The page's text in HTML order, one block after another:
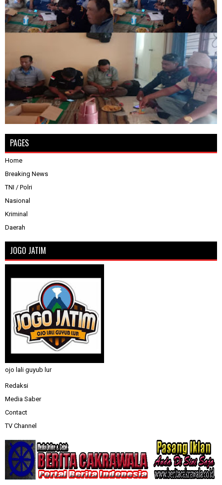
PAGES
Home
Breaking News
TNI / Polri
Nasional
Kriminal
Daerah
JOGO JATIM
ojo lali guyub lur
Redaksi
Media Saber
Contact
TV Channel